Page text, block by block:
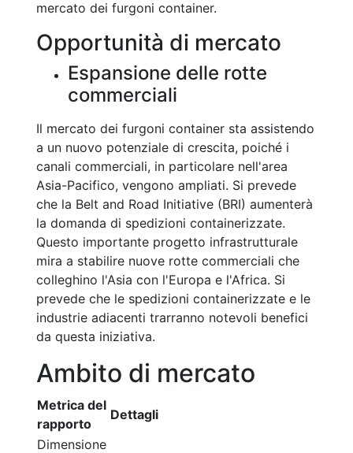
mercato dei furgoni container.
Opportunità di mercato
Espansione delle rotte
commerciali
Il mercato dei furgoni container sta assistendo
a un nuovo potenziale di crescita, poiché i
canali commerciali, in particolare nell'area
Asia-Pacifico, vengono ampliati. Si prevede
che la Belt and Road Initiative (BRI) aumenterà
la domanda di spedizioni containerizzate.
Questo importante progetto infrastrutturale
mira a stabilire nuove rotte commerciali che
colleghino l'Asia con l'Europa e l'Africa. Si
prevede che le spedizioni containerizzate e le
industrie adiacenti trarranno notevoli benefici
da questa iniziativa.
Ambito di mercato
Metrica del
rapporto
Dettagli
Dimensione